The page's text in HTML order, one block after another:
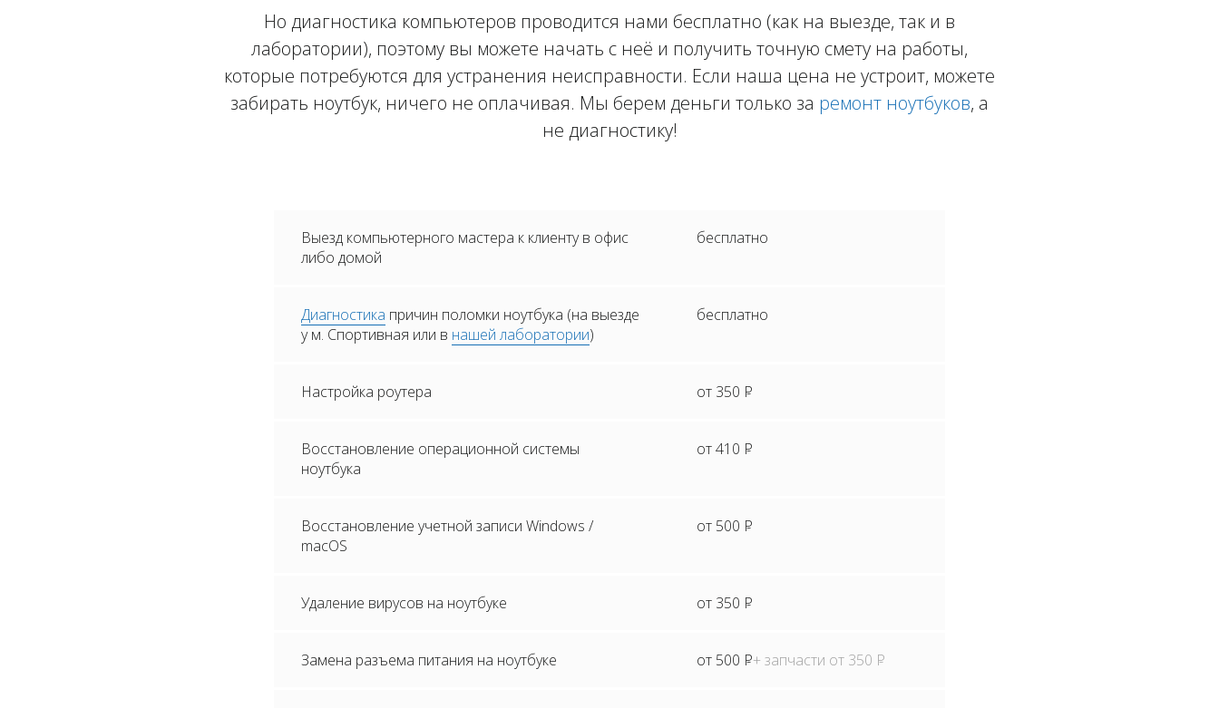
Но диагностика компьютеров проводится нами бесплатно (как на выезде, так и в
лаборатории), поэтому вы можете начать с неё и получить точную смету на работы,
которые потребуются для устранения неисправности. Если наша цена не устроит, можете
забирать ноутбук, ничего не оплачивая. Мы берем деньги только за ремонт ноутбуков, а
не диагностику!
Выезд компьютерного мастера к клиенту в офис
либо домой
бесплатно
Диагностика причин поломки ноутбука (на выезде
у м. Спортивная или в нашей лаборатории)
бесплатно
Настройка роутера от 350 Р
Восстановление операционной системы
ноутбука
от 410 Р
Восстановление учетной записи Windows /
macOS
от 500 Р
Удаление вирусов на ноутбуке от 350 Р
Замена разъема питания на ноутбуке от 500 Р+ запчасти от 350 Р